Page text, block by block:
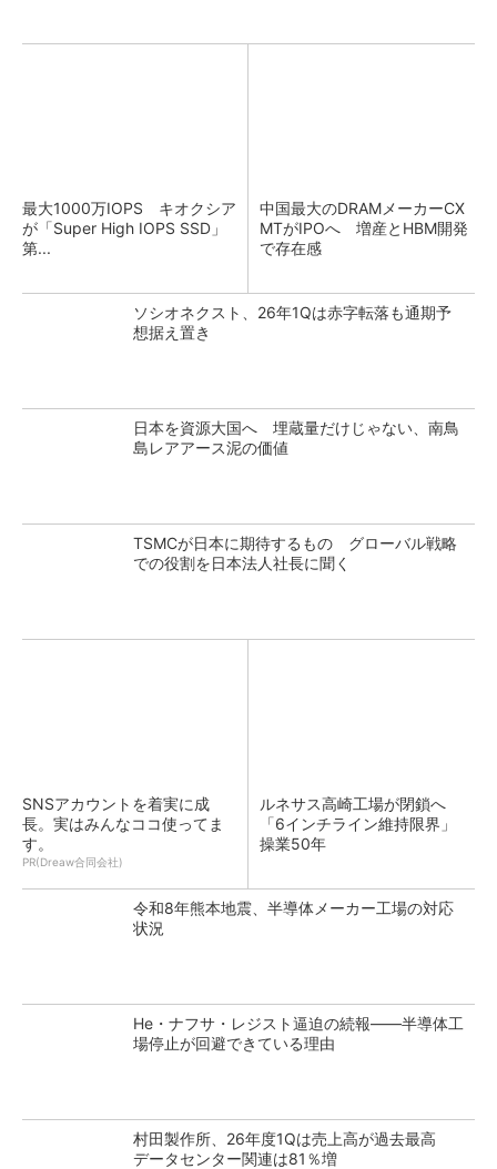
最大1000万IOPS キオクシア
が「Super High IOPS SSD」
第...
中国最大のDRAMメーカーCX
MTがIPOへ 増産とHBM開発
で存在感
ソシオネクスト、26年1Qは赤字転落も通期予
想据え置き
日本を資源大国へ 埋蔵量だけじゃない、南鳥
島レアアース泥の価値
TSMCが日本に期待するもの グローバル戦略
での役割を日本法人社長に聞く
SNSアカウントを着実に成
長。実はみんなココ使ってま
す。
PR(Dreaw合同会社)
ルネサス高崎工場が閉鎖へ
「6インチライン維持限界」
操業50年
令和8年熊本地震、半導体メーカー工場の対応
状況
He・ナフサ・レジスト逼迫の続報――半導体工
場停止が回避できている理由
村田製作所、26年度1Qは売上高が過去最高
データセンター関連は81％増